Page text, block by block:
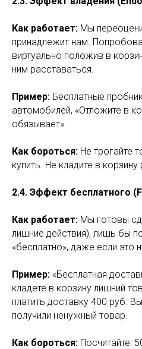
Как работает: Мы
принадлежит нам.
виртуально положив в
ним расставаться.
Пример: Бесплатные
автомобилей, «Отложите в
обязывает».
Как бороться: Не трогайте
купить. Не кладите в корзину
2.4. Эффект бесплатного
Как работает: Мы готовы
лишние действия), лишь бы
«бесплатно», даже если это
Пример: «Бесплатная
кладете в корзину лишний
платить доставку 400 руб.
получили ненужный товар.
Как бороться: Посчитайте: